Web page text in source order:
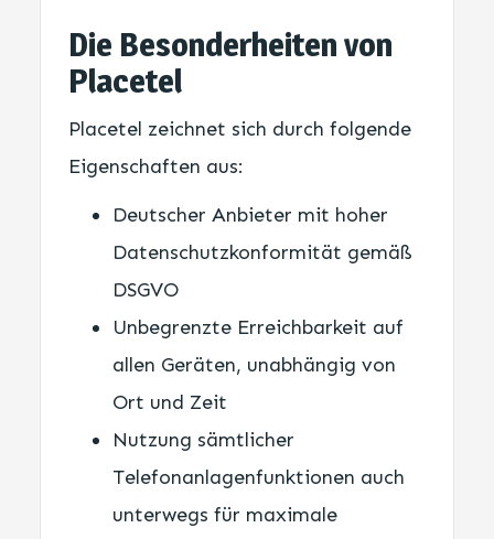
Die Besonderheiten von
Placetel
Placetel zeichnet sich durch folgende
Eigenschaften aus:
Deutscher Anbieter mit hoher
Datenschutzkonformität gemäß
DSGVO
Unbegrenzte Erreichbarkeit auf
allen Geräten, unabhängig von
Ort und Zeit
Nutzung sämtlicher
Telefonanlagenfunktionen auch
unterwegs für maximale